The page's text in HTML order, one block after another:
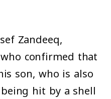
Zandeeq,
confirmed that
son, who is also
hit by a shell